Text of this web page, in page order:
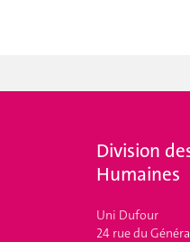
Division
Humaines
Uni Dufour
24 rue du